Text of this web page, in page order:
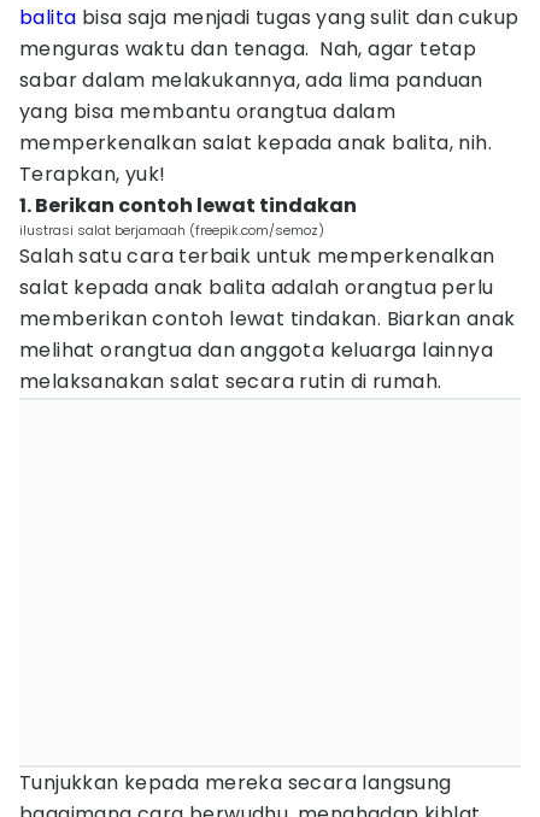
balita bisa saja menjadi tugas yang sulit dan cukup
menguras waktu dan tenaga. Nah, agar tetap
sabar dalam melakukannya, ada lima panduan
yang bisa membantu orangtua dalam
memperkenalkan salat kepada anak balita, nih.
Terapkan, yuk!
1. Berikan contoh lewat tindakan
ilustrasi salat berjamaah (freepik.com/semoz)
Salah satu cara terbaik untuk memperkenalkan
salat kepada anak balita adalah orangtua perlu
memberikan contoh lewat tindakan. Biarkan anak
melihat orangtua dan anggota keluarga lainnya
melaksanakan salat secara rutin di rumah.
Tunjukkan kepada mereka secara langsung